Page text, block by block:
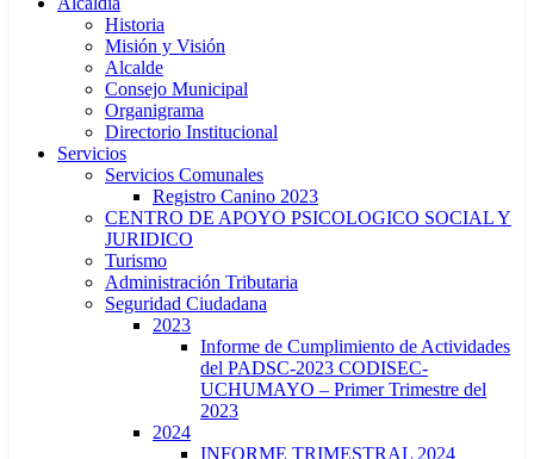
Historia
Misión y Visión
Alcalde
Consejo Municipal
Organigrama
Directorio Institucional
Servicios
Servicios Comunales
Registro Canino 2023
CENTRO DE APOYO PSICOLOGICO SOCIAL Y
JURIDICO
Turismo
Administración Tributaria
Seguridad Ciudadana
2023
Informe de Cumplimiento de Actividades
del PADSC-2023 CODISEC-
UCHUMAYO – Primer Trimestre del
2023
2024
INFORME TRIMESTRAL 2024